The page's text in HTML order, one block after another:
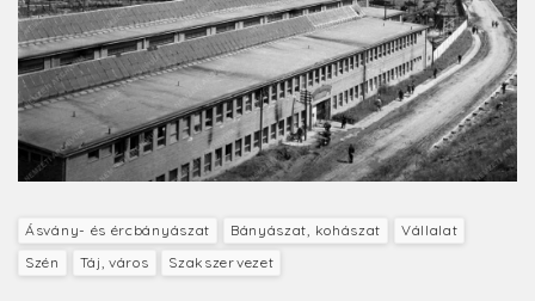
Ásvány- és ércbányászat Bányászat, kohászat
Vállalat
Szén
Táj, város Szakszervezet